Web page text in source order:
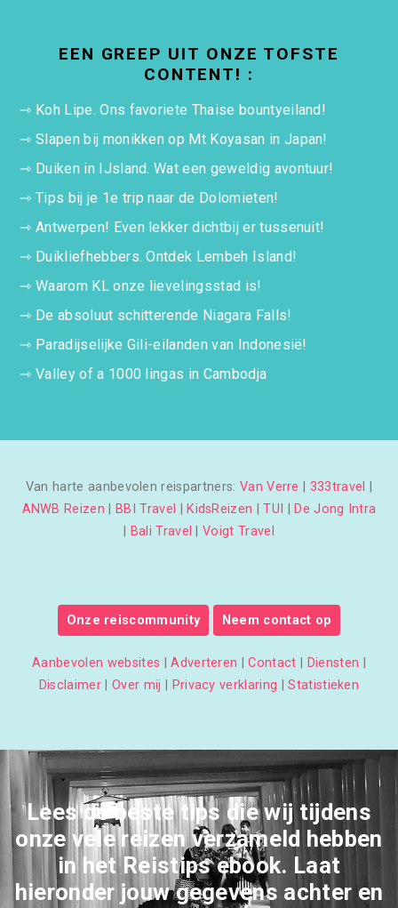
EEN GREEP UIT ONZE TOFSTE
CONTENT! :
⇾ Koh Lipe. Ons favoriete Thaise bountyeiland!
⇾Slapen bij monikken op Mt Koyasan in Japan!
⇾ Duiken in IJsland. Wat een geweldig avontuur!
⇾Tips bij je 1e trip naar de Dolomieten!
⇾Antwerpen! Even lekker dichtbij er tussenuit!
⇾ Duikliefhebbers. Ontdek Lembeh Island!
⇾Waarom KL onze lievelingsstad is!
⇾ De absoluut schitterende Niagara Falls!
⇾ Paradijselijke Gili-eilanden van Indonesië!
⇾Valley of a 1000 lingas in Cambodja
Van harte aanbevolen reispartners: Van Verre 333travel
ANWB Reizen
BBI Travel KidsReizen |TUI
De Jong Intra
Bali Travel |Voigt Travel
Onze reiscommunity Neem contact op
Aanbevolen websites |Adverteren |Contact Diensten
Disclaimer |Over mij Privacy verklaring |Statistieken
Lees de beste tips die wij tijdens
onze vele reizen verzameld hebben
in het Reistips ebook. Laat
hieronder jouw gegevens achter en